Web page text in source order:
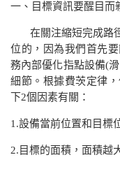
一、 目標資訊要醒目而
在關注縮短完成路
位的，因為我們首先
務內部優化指點設備(
細節。根據費茨定律
下2個因素有關：
1.設備當前位置和目標
2. 目標的面積，面積越